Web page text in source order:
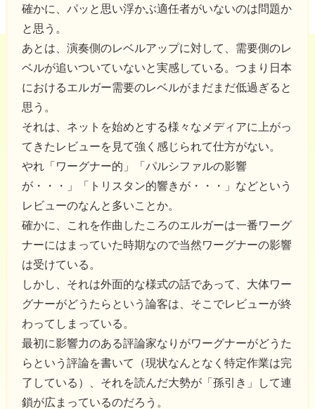
確かに、パッと思い浮かぶ適任者がいないのは問題か
と思う。
あとは、演奏側のレベルアップに対して、需要側のレ
ベルが追いついていないと実感している。つまり日本
におけるエルガー需要のレベルがまだまだ低過ぎると
思う。
それは、ネットを始めとする様々なメディアに上がっ
てきたレビューを見て強く感じられて仕方がない。
やれ「ワーグナー的」「パルシファルの影響
が・・・」「トリスタン的響きが・・・」などという
レビューのなんと多いことか。
確かに、これを作曲したころのエルガーは一番ワーグ
ナーにはまっていた時期なので当然ワーグナーの影響
は受けている。
しかし、それは外面的な様式の話であって、大体ワー
グナーがどうたらという論客は、そこでレビューが終
わってしまっている。
最初に影響力のある評論家なりがワーグナーがどうた
らという評論を書いて（現状なんとなく特定作業は完
了している）、それを読んだ大勢が「孫引き」して連
鎖が広まっているのだろう。